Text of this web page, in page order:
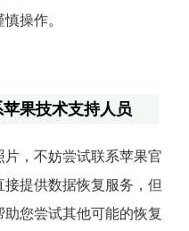
操作。
果技术支持人员
，不妨尝试联系苹果官
提供数据恢复服务，但
您尝试其他可能的恢复